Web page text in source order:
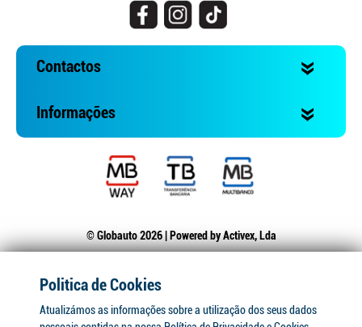
Contactos
Informações
© Globauto 2026 | Powered byActivex, Lda
Politica de Cookies
Atualizámos as informações sobre a utilização dos seus dados